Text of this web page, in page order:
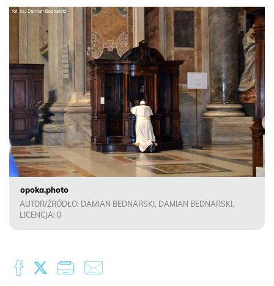
opoka.photo
AUTOR/ŹRÓDŁO: DAMIAN BEDNARSKI, DAMIAN BEDNARSKI,
LICENCJA: 0